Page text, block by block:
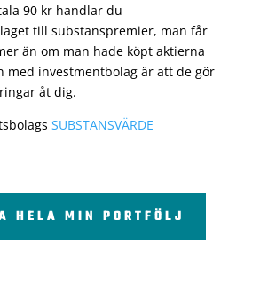
90 kr handlar du
till substanspremier, man får
än om man hade köpt aktierna
med investmentbolag är att de gör
åt dig.
SUBSTANSVÄRDE
HELA MIN PORTFÖLJ